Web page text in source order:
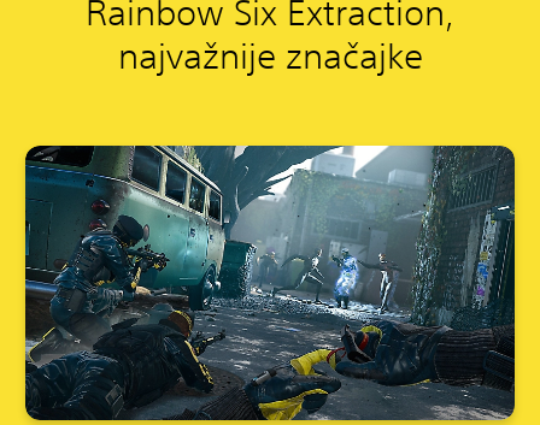
Rainbow Six Extraction,
najvažnije značajke